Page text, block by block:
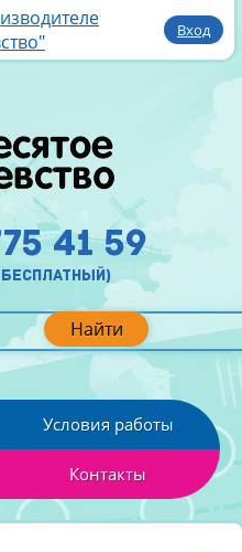
Вход
Найти
41 59
Условия работы
Контакты